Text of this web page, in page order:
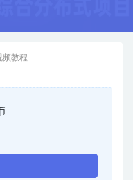
频教程